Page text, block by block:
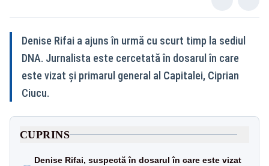
Denise Rifai a ajuns în urmă cu scurt timp la sediul
DNA. Jurnalista este cercetată în dosarul în care
este vizat și primarul general al Capitalei, Ciprian
Ciucu.
CUPRINS
Denise Rifai, suspectă în dosarul în care este vizat